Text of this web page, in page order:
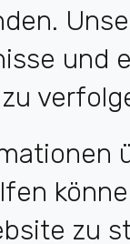
und
zu